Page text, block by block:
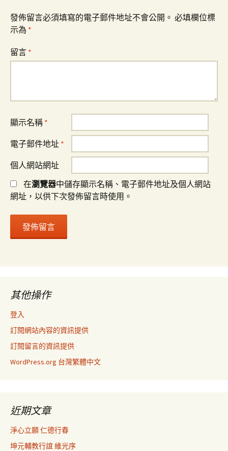
發佈留言必須填寫的電子郵件地址不會公開。 必填欄位標
示為 *
留言 *
顯示名稱 *
電子郵件地址 *
個人網站網址
在瀏覽器中儲存顯示名稱、電子郵件地址及個人網站
網址，以供下次發佈留言時使用。
其他操作
登入
訂閱網站內容的資訊提供
訂閱留言的資訊提供
WordPress.org 台灣繁體中文
近期文章
淨心立願 仁德行春
坤元輔教行誼 維光序